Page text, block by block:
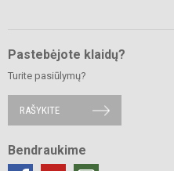
Pastebėjote klaidų?
Turite pasiūlymų?
RAŠYKITE
Bendraukime